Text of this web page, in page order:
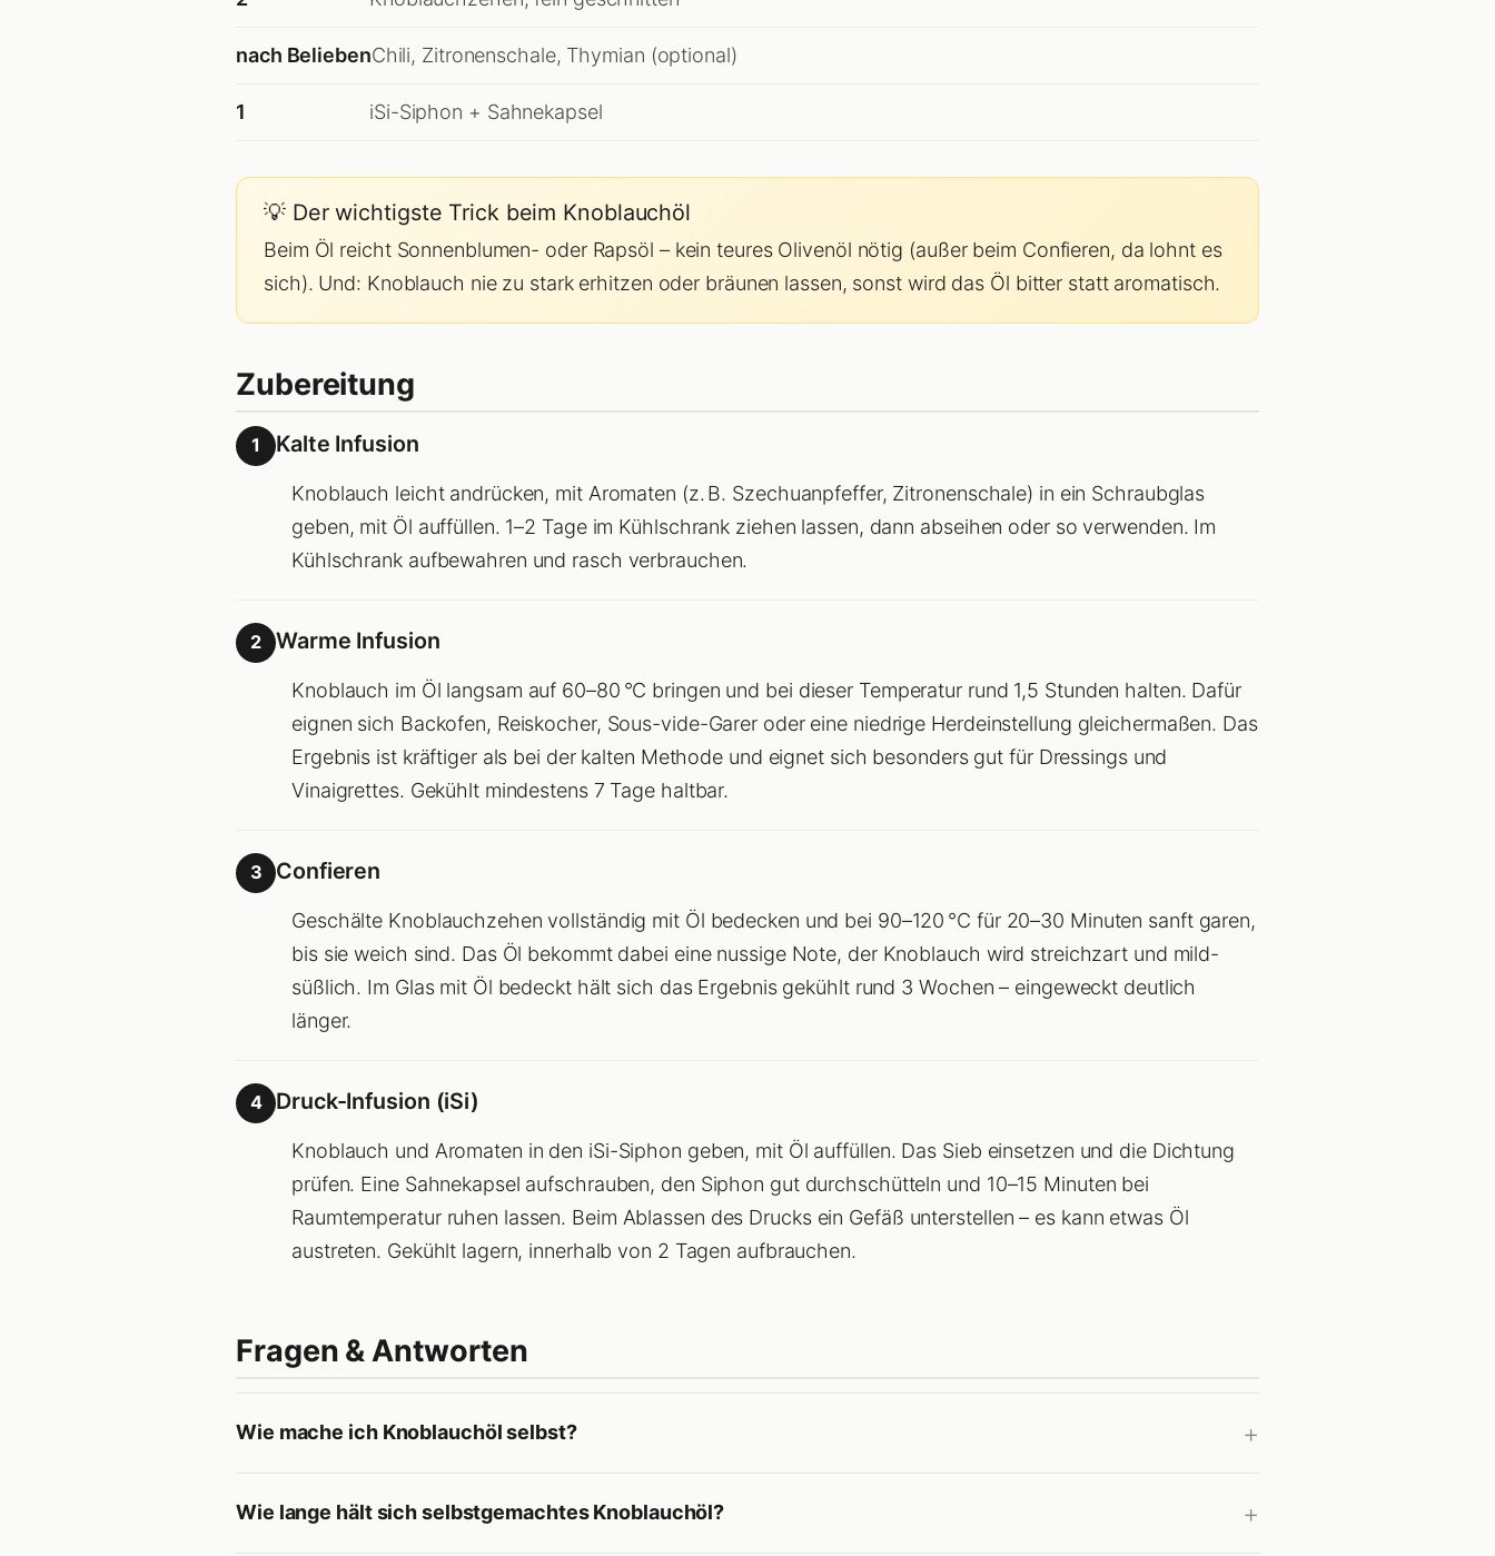
nach BeliebenChili, Zitronenschale, Thymian (optional)
1 iSi-Siphon + Sahnekapsel
💡 Der wichtigste Trick beim Knoblauchöl
Beim Öl reicht Sonnenblumen- oder Rapsöl – kein teures Olivenöl nötig (außer beim Confieren, da lohnt es
sich). Und: Knoblauch nie zu stark erhitzen oder bräunen lassen, sonst wird das Öl bitter statt aromatisch.
Zubereitung
1 Kalte Infusion
Knoblauch leicht andrücken, mit Aromaten (z. B. Szechuanpfeffer, Zitronenschale) in ein Schraubglas
geben, mit Öl auffüllen. 1–2 Tage im Kühlschrank ziehen lassen, dann abseihen oder so verwenden. Im
Kühlschrank aufbewahren und rasch verbrauchen.
2 Warme Infusion
Knoblauch im Öl langsam auf 60–80 °C bringen und bei dieser Temperatur rund 1,5 Stunden halten. Dafür
eignen sich Backofen, Reiskocher, Sous-vide-Garer oder eine niedrige Herdeinstellung gleichermaßen. Das
Ergebnis ist kräftiger als bei der kalten Methode und eignet sich besonders gut für Dressings und
Vinaigrettes. Gekühlt mindestens 7 Tage haltbar.
3 Confieren
Geschälte Knoblauchzehen vollständig mit Öl bedecken und bei 90–120 °C für 20–30 Minuten sanft garen,
bis sie weich sind. Das Öl bekommt dabei eine nussige Note, der Knoblauch wird streichzart und mild-
süßlich. Im Glas mit Öl bedeckt hält sich das Ergebnis gekühlt rund 3 Wochen – eingeweckt deutlich
länger.
4 Druck-Infusion (iSi)
Knoblauch und Aromaten in den iSi-Siphon geben, mit Öl auffüllen. Das Sieb einsetzen und die Dichtung
prüfen. Eine Sahnekapsel aufschrauben, den Siphon gut durchschütteln und 10–15 Minuten bei
Raumtemperatur ruhen lassen. Beim Ablassen des Drucks ein Gefäß unterstellen – es kann etwas Öl
austreten. Gekühlt lagern, innerhalb von 2 Tagen aufbrauchen.
Fragen & Antworten
Wie mache ich Knoblauchöl selbst?
Wie lange hält sich selbstgemachtes Knoblauchöl?